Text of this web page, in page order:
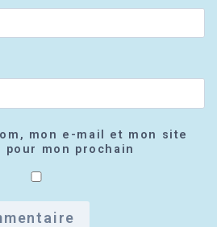
mon e-mail et mon site
mon prochain